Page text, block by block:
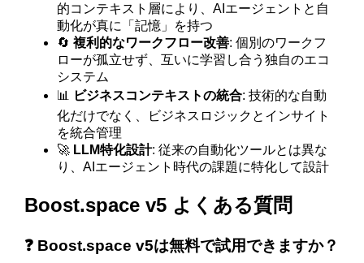
的コンテキスト層により、AIエージェントと自
動化が真に「記憶」を持つ
🔄複利的なワークフロー改善: 個別のワークフ
ローが孤立せず、互いに学習し合う独自のエコ
システム
📊
ビジネスコンテキストの統合: 技術的な自動
化だけでなく、ビジネスロジックとインサイト
を統合管理
🚀 LLM特化設計: 従来の自動化ツールとは異な
り、AIエージェント時代の課題に特化して設計
Boost.space v5 よくある質問
❓ Boost.space v5は無料で試用できますか？